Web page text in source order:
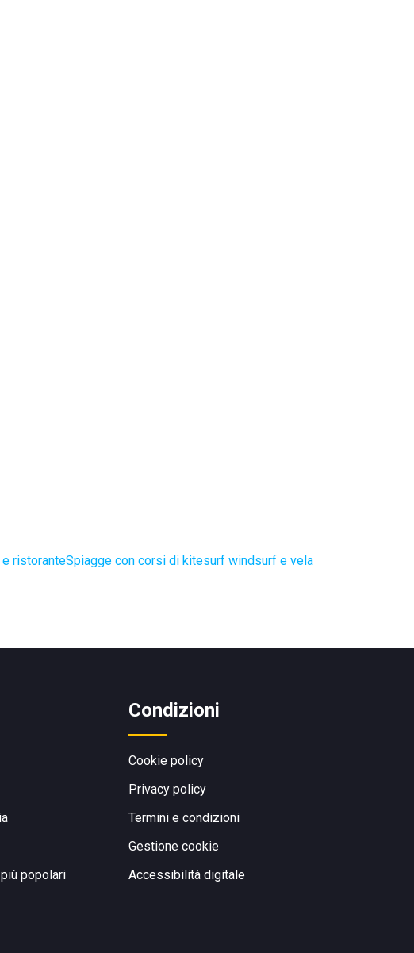
ristoranteSpiagge con corsi di kitesurf windsurf e vela
popolari
Condizioni
Cookie policy
Privacy policy
Termini e condizioni
Gestione cookie
Accessibilità digitale